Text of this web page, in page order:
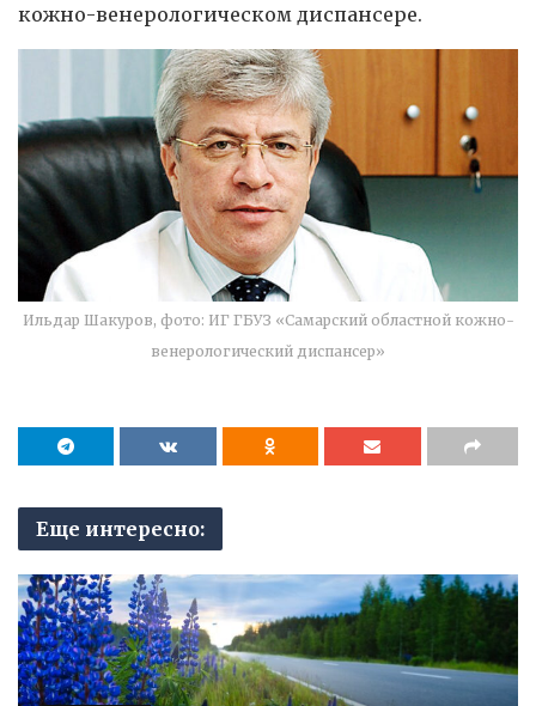
кожно-венерологическом диспансере.
Ильдар Шакуров, фото: ИГ ГБУЗ «Самарский областной кожно-
венерологический диспансер»
Еще интересно: